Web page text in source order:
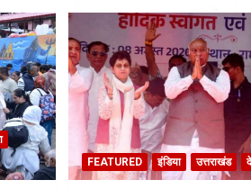
FEATURED इंडिया उत्तराखंड